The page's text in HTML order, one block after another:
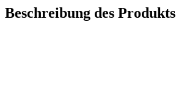
Beschreibung des Produkts